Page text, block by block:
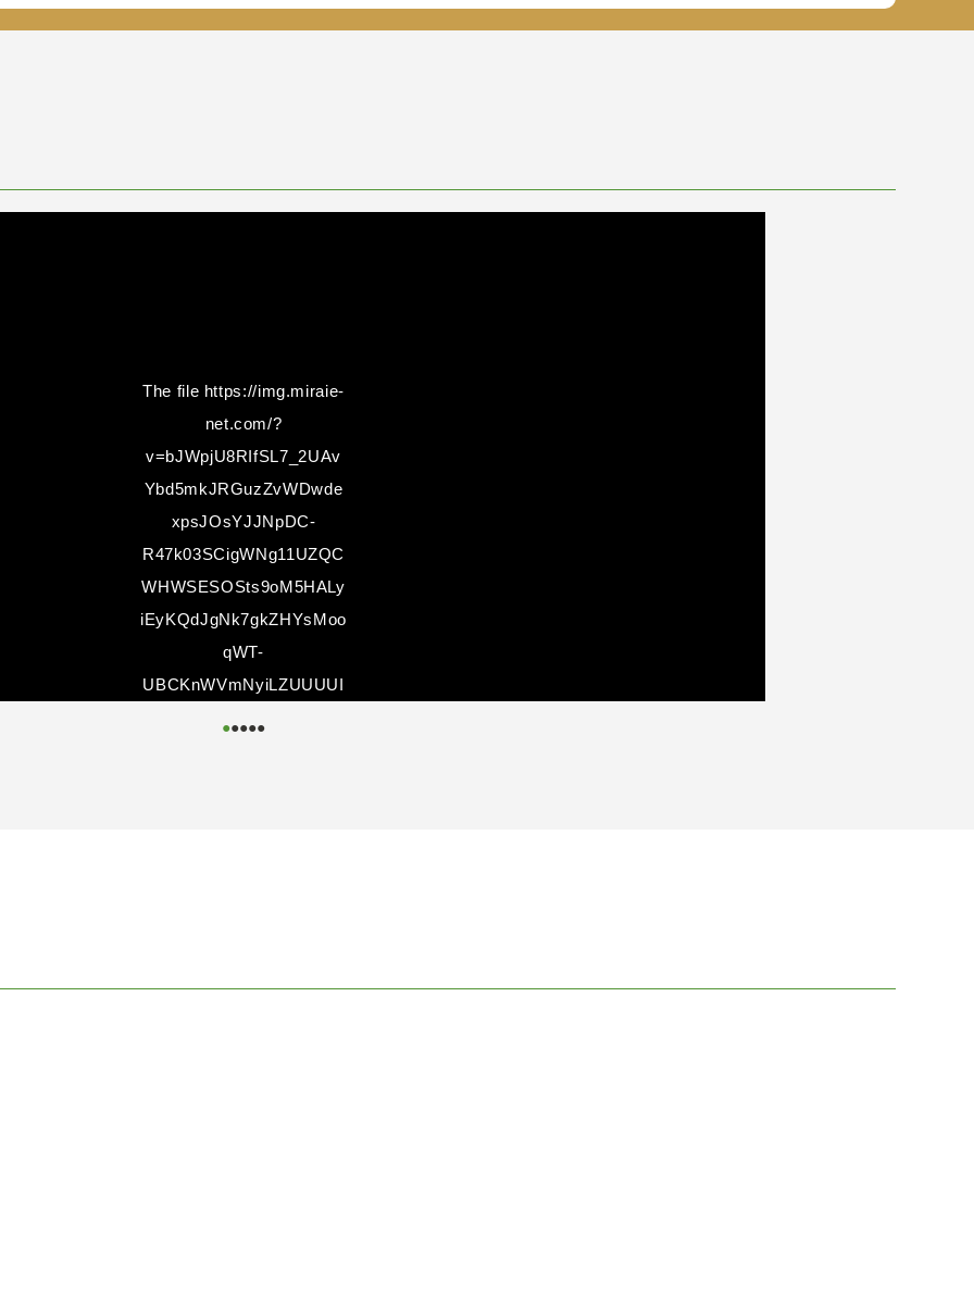
The file https://img.miraie-
net.com/?
v=bJWpjU8RIfSL7_2UAv
Ybd5mkJRGuzZvWDwde
xpsJOsYJJNpDC-
R47k03SCigWNg11UZQC
WHWSESOSts9oM5HALy
iEyKQdJgNk7gkZHYsMoo
qWT-
UBCKnWVmNyiLZUUUUI
●●●●●